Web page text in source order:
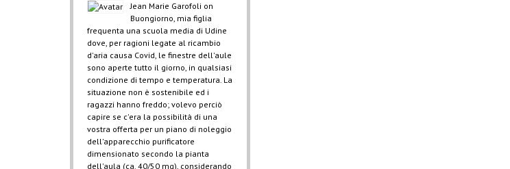
Jean Marie Garofoli on
Buongiorno, mia figlia
frequenta una scuola media di Udine
dove, per ragioni legate al ricambio
d'aria causa Covid, le finestre dell'aule
sono aperte tutto il giorno, in qualsiasi
condizione di tempo e temperatura. La
situazione non è sostenibile ed i
ragazzi hanno freddo; volevo perciò
capire se c'era la possibilità di una
vostra offerta per un piano di noleggio
dell'apparecchio purificatore
dimensionato secondo la pianta
dell'aula (ca. 40/50 mq), considerando